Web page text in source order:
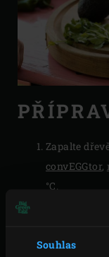
Souhlas
Zapalte
convEGGtor,
°C.
Mezitím
Avokádo